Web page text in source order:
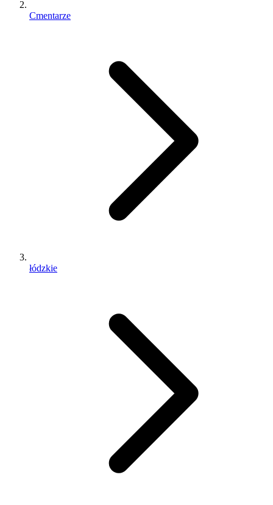
Cmentarze
łódzkie